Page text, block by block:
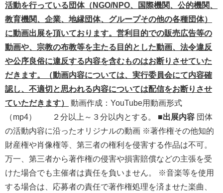
活動を行っている団体（NGO/NPO、国際機関、公的機関、
教育機関、企業、地縁団体、グループその他の各種団体）
に動画出展を頂いております。営利目的での販売広告等の
動画や、宗教の布教等を主たる目的とした動画、法令違反
や公序良俗に違反する内容を含むものはお断りさせていた
だきます。（動画内容については、実行委員会にて内容確
認し、不適切と思われる内容については配信をお断りさせ
ていただきます）
動画作成：YouTube用動画形式
（mp4） ２分以上～３分以内とする。 ■出展内容 団体
の活動内容に沿ったオリジナルの動画 ※著作権その他知的
財産権や肖像権等、第三者の権利を侵害する作品は不可。
万一、第三者から著作権の侵害や損害賠償などの主張を受
けた場合でも主催者は責任を負いません。 ※音楽等を使用
する場合は、応募者の責任で著作権処理を済ませた楽曲、